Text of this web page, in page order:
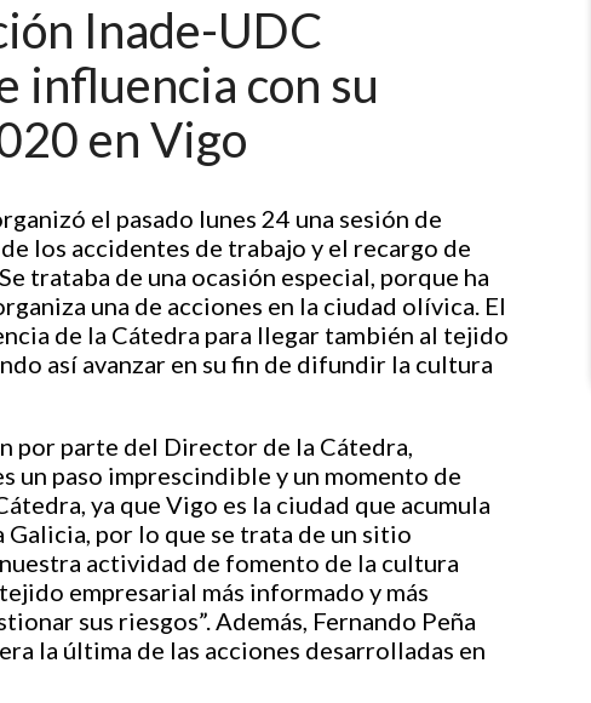
Inade-UDC
influencia con su
en Vigo
el pasado lunes 24 una sesión de
los accidentes de trabajo y el recargo de
trataba de una ocasión especial, porque ha
una de acciones en la ciudad olívica. El
de la Cátedra para llegar también al tejido
así avanzar en su fin de difundir la cultura
por parte del Director de la Cátedra,
un paso imprescindible y un momento de
ya que Vigo es la ciudad que acumula
por lo que se trata de un sitio
actividad de fomento de la cultura
empresarial más informado y más
sus riesgos”. Además, Fernando Peña
la última de las acciones desarrolladas en